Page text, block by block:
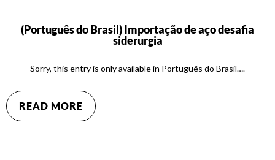
(Português do Brasil) Importação de aço desafia
siderurgia
Sorry, this entry is only available in Português do Brasil….
READ MORE